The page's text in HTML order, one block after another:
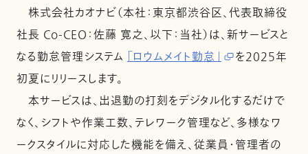
株式会社カオナビ（本社：東京都渋谷区、代表取締役
社長 Co-CEO：佐藤 寛之、以下：当社）は、新サービスと
なる勤怠管理システム 「ロウムメイト勤怠」
を2025年
初夏にリリースします。
本サービスは、出退勤の打刻をデジタル化するだけで
なく、シフトや作業工数、テレワーク管理など、多様なワ
ークスタイルに対応した機能を備え、従業員・管理者の